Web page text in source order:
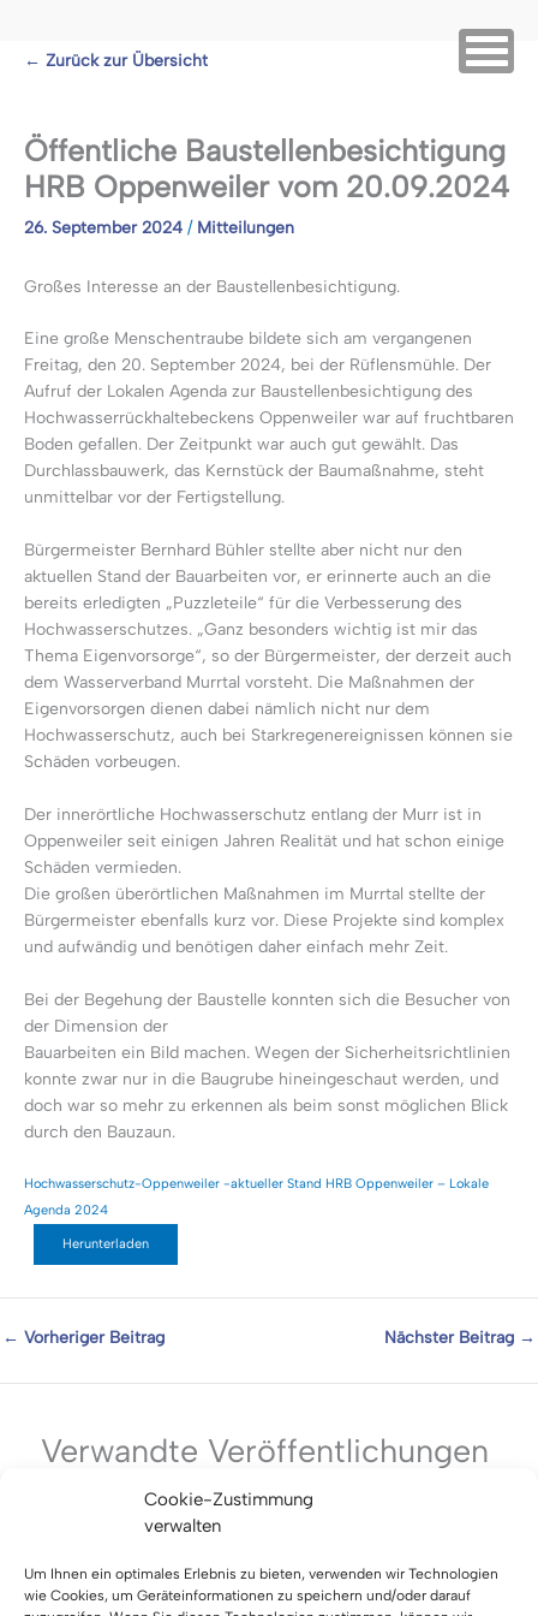
Cookie-Zustimmung
verwalten
Um Ihnen ein optimales Erlebnis zu bieten, verwenden wir Technologien
wie Cookies, um Geräteinformationen zu speichern und/oder darauf
← Zurück zur Übersicht
Öffentliche Baustellenbesichtigung
HRB Oppenweiler vom 20.09.2024
26. September 2024 / Mitteilungen
Großes Interesse an der Baustellenbesichtigung.
Eine große Menschentraube bildete sich am vergangenen
Freitag, den 20. September 2024, bei der Rüflensmühle. Der
Aufruf der Lokalen Agenda zur Baustellenbesichtigung des
Hochwasserrückhaltebeckens Oppenweiler war auf fruchtbaren
Boden gefallen. Der Zeitpunkt war auch gut gewählt. Das
Durchlassbauwerk, das Kernstück der Baumaßnahme, steht
unmittelbar vor der Fertigstellung.
Bürgermeister Bernhard Bühler stellte aber nicht nur den
aktuellen Stand der Bauarbeiten vor, er erinnerte auch an die
bereits erledigten „Puzzleteile“ für die Verbesserung des
Hochwasserschutzes. „Ganz besonders wichtig ist mir das
Thema Eigenvorsorge“, so der Bürgermeister, der derzeit auch
dem Wasserverband Murrtal vorsteht. Die Maßnahmen der
Eigenvorsorgen dienen dabei nämlich nicht nur dem
Hochwasserschutz, auch bei Starkregenereignissen können sie
Schäden vorbeugen.
Der innerörtliche Hochwasserschutz entlang der Murr ist in
Oppenweiler seit einigen Jahren Realität und hat schon einige
Schäden vermieden.
Die großen überörtlichen Maßnahmen im Murrtal stellte der
Bürgermeister ebenfalls kurz vor. Diese Projekte sind komplex
und aufwändig und benötigen daher einfach mehr Zeit.
Bei der Begehung der Baustelle konnten sich die Besucher von
der Dimension der
Bauarbeiten ein Bild machen. Wegen der Sicherheitsrichtlinien
konnte zwar nur in die Baugrube hineingeschaut werden, und
doch war so mehr zu erkennen als beim sonst möglichen Blick
durch den Bauzaun.
Hochwasserschutz-Oppenweiler -aktueller Stand HRB Oppenweiler – Lokale
Agenda 2024
Herunterladen
← Vorheriger Beitrag Nächster Beitrag →
Verwandte Veröffentlichungen
Genehmigung für Gaab-Becken